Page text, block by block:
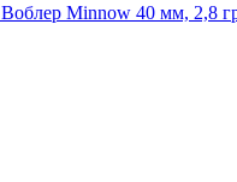
Воблер Minnow 40 мм, 2,8